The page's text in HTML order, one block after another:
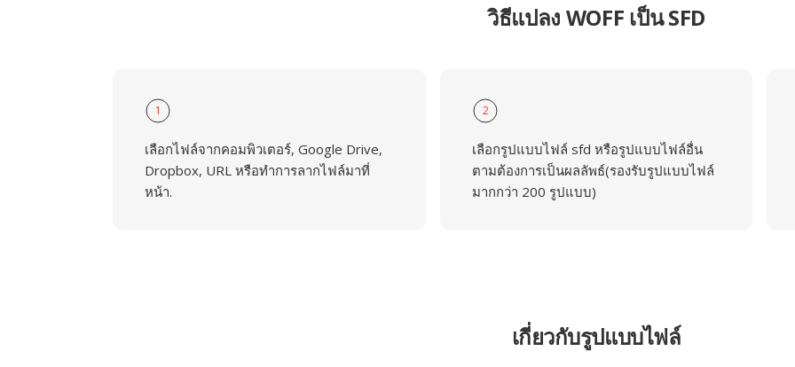
วิธีแปลง WOFF เป็น SFD
1
เลือกไฟล์จากคอมพิวเตอร์, Google Drive,
Dropbox, URL หรือทำการลากไฟล์มาที่
หน้า.
2
เลือกรูปแบบไฟล์ sfd หรือรูปแบบไฟล์อื่น
ตามต้องการเป็นผลลัพธ์(รองรับรูปแบบไฟล์
มากกว่า 200 รูปแบบ)
เกี่ยวกับรูปแบบไฟล์